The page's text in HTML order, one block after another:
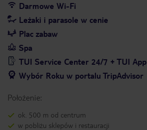
Darmowe Wi-Fi
Leżaki i parasole w cenie
Plac zabaw
Spa
TUI Service Center 24/7 + TUI App
Wybór Roku w portalu TripAdvisor
Położenie:
ok. 500 m od centrum
w pobliżu sklepów i restauracji